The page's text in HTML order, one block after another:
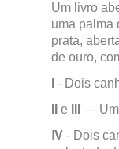
Um livro
uma palma
prata,
de ouro,
- Dois
e
—
V - Dois